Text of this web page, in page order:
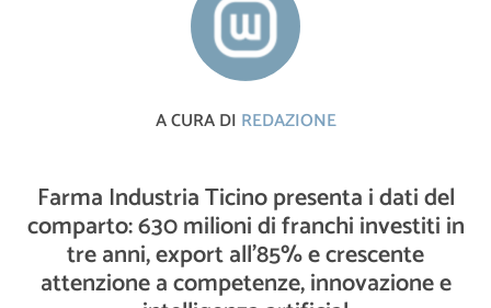
A CURA DI REDAZIONE
Farma Industria Ticino presenta i dati del
comparto: 630 milioni di franchi investiti in
tre anni, export all’85% e crescente
attenzione a competenze, innovazione e